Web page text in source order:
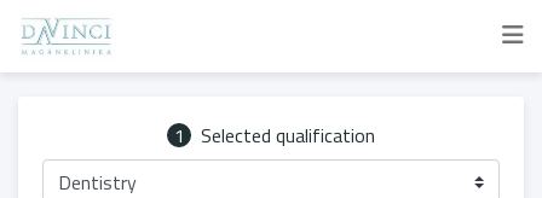
1 Selected qualification
Dentistry